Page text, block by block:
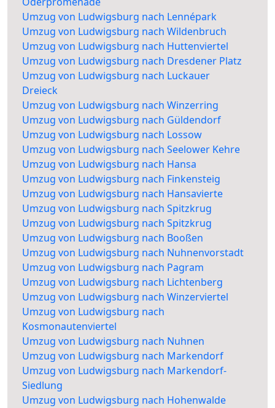
Umzug von Ludwigsburg nach Lennépark
Umzug von Ludwigsburg nach Wildenbruch
Umzug von Ludwigsburg nach Huttenviertel
Umzug von Ludwigsburg nach Dresdener Platz
Umzug von Ludwigsburg nach Luckauer
Dreieck
Umzug von Ludwigsburg nach Winzerring
Umzug von Ludwigsburg nach Güldendorf
Umzug von Ludwigsburg nach Lossow
Umzug von Ludwigsburg nach Seelower Kehre
Umzug von Ludwigsburg nach Hansa
Umzug von Ludwigsburg nach Finkensteig
Umzug von Ludwigsburg nach Hansavierte
Umzug von Ludwigsburg nach Spitzkrug
Umzug von Ludwigsburg nach Spitzkrug
Umzug von Ludwigsburg nach Booßen
Umzug von Ludwigsburg nach Nuhnenvorstadt
Umzug von Ludwigsburg nach Pagram
Umzug von Ludwigsburg nach Lichtenberg
Umzug von Ludwigsburg nach Winzerviertel
Umzug von Ludwigsburg nach
Kosmonautenviertel
Umzug von Ludwigsburg nach Nuhnen
Umzug von Ludwigsburg nach Markendorf
Umzug von Ludwigsburg nach Markendorf-
Siedlung
Umzug von Ludwigsburg nach Hohenwalde